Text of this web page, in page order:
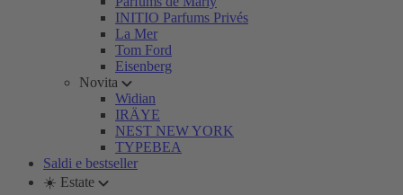
INITIO Parfums Privés
La Mer
Tom Ford
Eisenberg
Novita
Widian
IRÄYE
NEST NEW YORK
TYPEBEA
Saldi e bestseller
☀️ Estate